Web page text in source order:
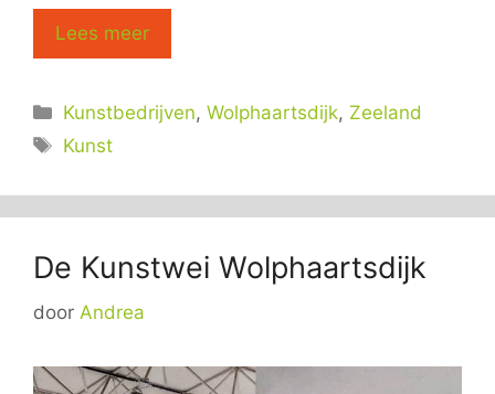
Lees meer
Categorieën
Kunstbedrijven,Wolphaartsdijk, Zeeland
Tags
Kunst
De Kunstwei Wolphaartsdijk
door Andrea